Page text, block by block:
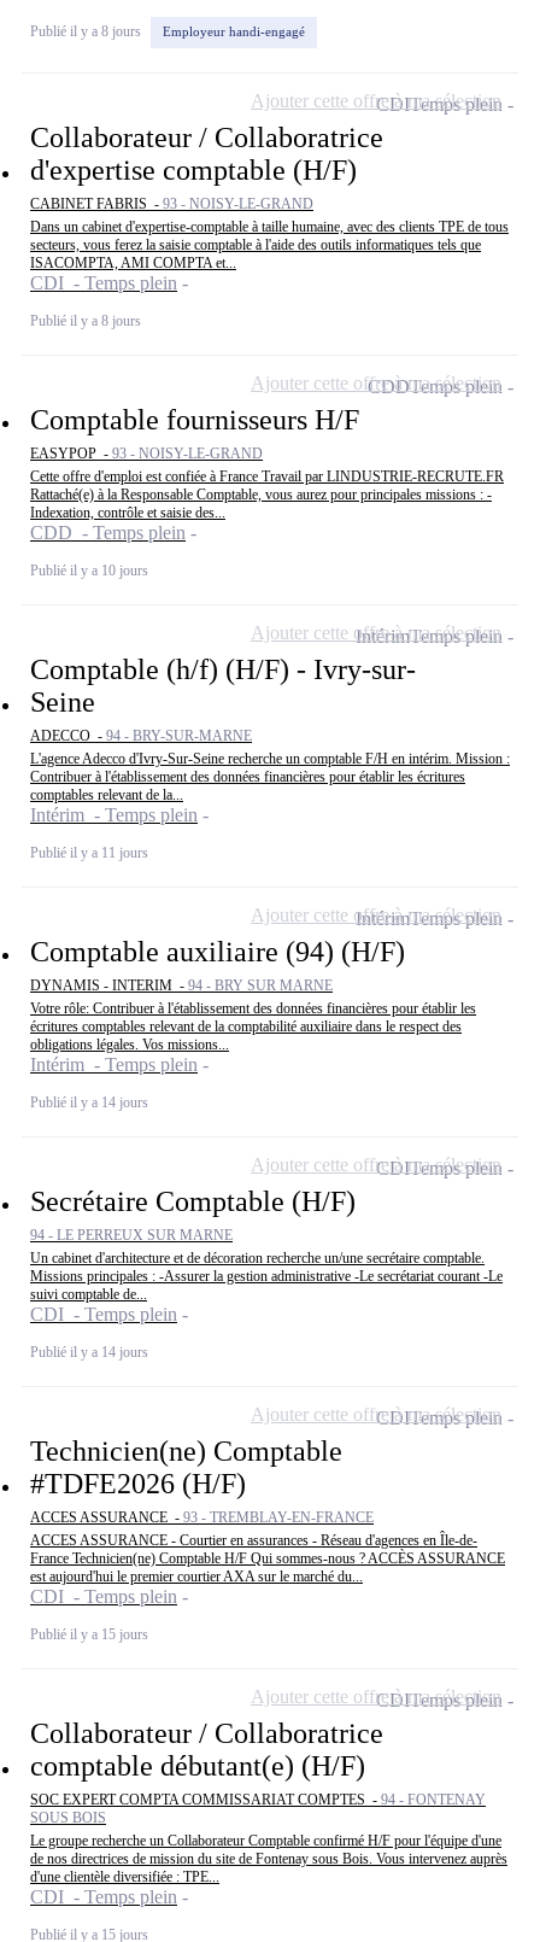
Publié il y a 8 jours Employeur handi-engagé
Collaborateur / Collaboratrice
d'expertise comptable (H/F)
CABINET FABRIS - 93 - NOISY-LE-GRAND
Dans un cabinet d'expertise-comptable à taille humaine, avec des clients TPE de tous
secteurs, vous ferez la saisie comptable à l'aide des outils informatiques tels que
ISACOMPTA, AMI COMPTA et...
CDI - Temps plein
Publié il y a 8 jours
CDITemps plein
Ajouter cette offre à ma sélection
Comptable fournisseurs H/F
EASYPOP - 93 - NOISY-LE-GRAND
Cette offre d'emploi est confiée à France Travail par LINDUSTRIE-RECRUTE.FR
Rattaché(e) à la Responsable Comptable, vous aurez pour principales missions : -
Indexation, contrôle et saisie des...
CDD - Temps plein
Publié il y a 10 jours
CDDTemps plein
Ajouter cette offre à ma sélection
Comptable (h/f) (H/F) - Ivry-sur-
Seine
ADECCO - 94 - BRY-SUR-MARNE
L'agence Adecco d'Ivry-Sur-Seine recherche un comptable F/H en intérim. Mission :
Contribuer à l'établissement des données financières pour établir les écritures
comptables relevant de la...
Intérim - Temps plein
Publié il y a 11 jours
IntérimTemps plein
Ajouter cette offre à ma sélection
Comptable auxiliaire (94) (H/F)
DYNAMIS - INTERIM - 94 - BRY SUR MARNE
Votre rôle: Contribuer à l'établissement des données financières pour établir les
écritures comptables relevant de la comptabilité auxiliaire dans le respect des
obligations légales. Vos missions...
Intérim - Temps plein
Publié il y a 14 jours
IntérimTemps plein
Ajouter cette offre à ma sélection
Secrétaire Comptable (H/F)
94 - LE PERREUX SUR MARNE
Un cabinet d'architecture et de décoration recherche un/une secrétaire comptable.
Missions principales : -Assurer la gestion administrative -Le secrétariat courant -Le
suivi comptable de...
CDI - Temps plein
Publié il y a 14 jours
CDITemps plein
Ajouter cette offre à ma sélection
Technicien(ne) Comptable
#TDFE2026 (H/F)
ACCES ASSURANCE - 93 - TREMBLAY-EN-FRANCE
ACCES ASSURANCE - Courtier en assurances - Réseau d'agences en Île-de-
France Technicien(ne) Comptable H/F Qui sommes-nous ? ACCÈS ASSURANCE
est aujourd'hui le premier courtier AXA sur le marché du...
CDI - Temps plein
Publié il y a 15 jours
CDITemps plein
Ajouter cette offre à ma sélection
Collaborateur / Collaboratrice
comptable débutant(e) (H/F)
SOC EXPERT COMPTA COMMISSARIAT COMPTES - 94 - FONTENAY
SOUS BOIS
Le groupe recherche un Collaborateur Comptable confirmé H/F pour l'équipe d'une
de nos directrices de mission du site de Fontenay sous Bois. Vous intervenez auprès
d'une clientèle diversifiée : TPE...
CDI - Temps plein
Publié il y a 15 jours
CDITemps plein
Ajouter cette offre à ma sélection